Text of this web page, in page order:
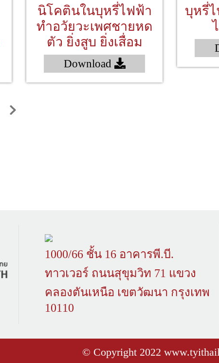
นิโคตินในบุหรี่ไฟฟ้า
ทำอวัยวะเพศชายหด
ตัว ยิ่งสูบ ยิ่งเสื่อม
Download
บุหรี่
1000/66 ชั้น 16 อาคารพี.บี.
ทาวเวอร์ ถนนสุขุมวิท 71 แขวง
คลองตันเหนือ เขตวัฒนา กรุงเทพ
10110
© Copyright 2022